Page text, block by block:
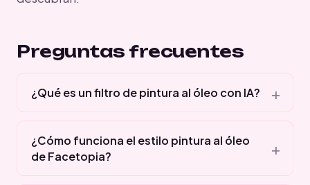
Preguntas frecuentes
¿Qué es un filtro de pintura al óleo con IA?
¿Cómo funciona el estilo pintura al óleo
de Facetopia?